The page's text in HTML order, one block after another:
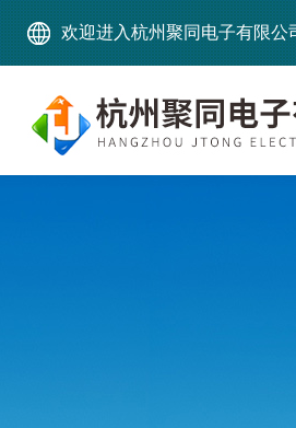
欢迎进入杭州聚同电子有限公